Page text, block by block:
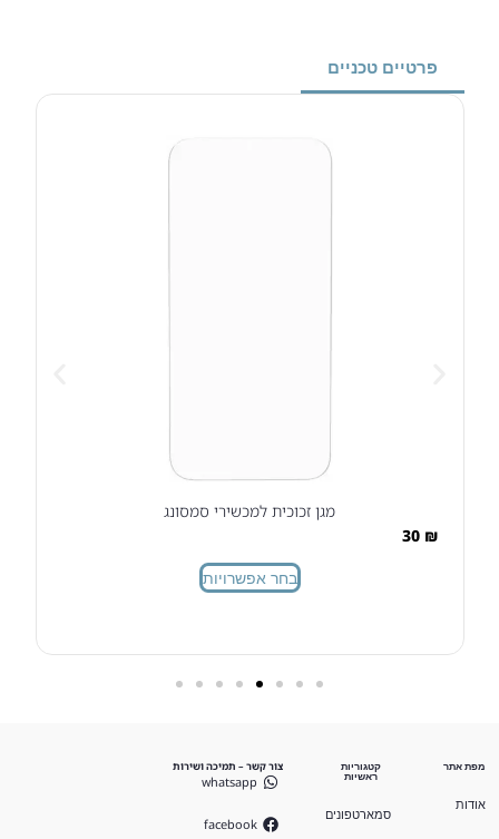
פרטיים טכניים
מגן זכוכית למכשירי סמסונג
30 ₪
בחר אפשרויות
מפת אתר
אודות
קטגוריות
ראשיות
סמארטפונים
צור קשר – תמיכה ושירות
whatsapp
facebook